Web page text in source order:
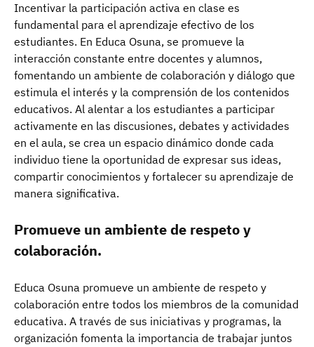
Incentivar la participación activa en clase es
fundamental para el aprendizaje efectivo de los
estudiantes. En Educa Osuna, se promueve la
interacción constante entre docentes y alumnos,
fomentando un ambiente de colaboración y diálogo que
estimula el interés y la comprensión de los contenidos
educativos. Al alentar a los estudiantes a participar
activamente en las discusiones, debates y actividades
en el aula, se crea un espacio dinámico donde cada
individuo tiene la oportunidad de expresar sus ideas,
compartir conocimientos y fortalecer su aprendizaje de
manera significativa.
Promueve un ambiente de respeto y
colaboración.
Educa Osuna promueve un ambiente de respeto y
colaboración entre todos los miembros de la comunidad
educativa. A través de sus iniciativas y programas, la
organización fomenta la importancia de trabajar juntos